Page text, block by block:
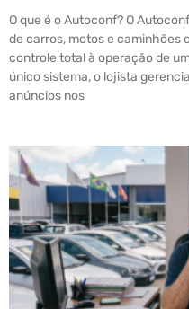
O que é o Autoconf? O
de carros, motos e caminhões
controle total à operação de
único sistema, o lojista
anúncios nos